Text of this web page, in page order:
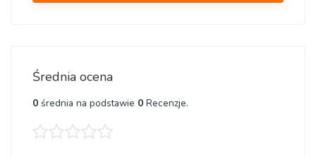
Średnia ocena
0 średnia na podstawie 0 Recenzje.